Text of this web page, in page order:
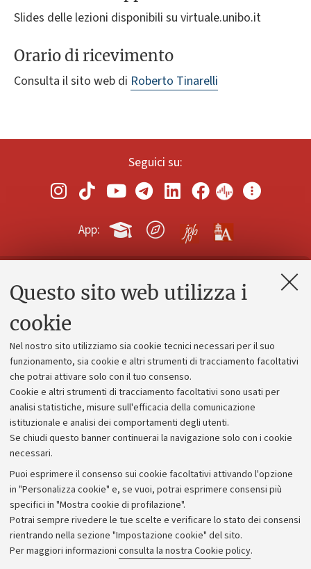
Questo sito web utilizza i
cookie
Nel nostro sito utilizziamo sia cookie tecnici necessari per il suo
funzionamento, sia cookie e altri strumenti di tracciamento facoltativi
che potrai attivare solo con il tuo consenso.
Cookie e altri strumenti di tracciamento facoltativi sono usati per
analisi statistiche, misure sull'efficacia della comunicazione
istituzionale e analisi dei comportamenti degli utenti.
Se chiudi questo banner continuerai la navigazione solo con i cookie
necessari.
Puoi esprimere il consenso sui cookie facoltativi attivando l'opzione
in "Personalizza cookie" e, se vuoi, potrai esprimere consensi più
specifici in "Mostra cookie di profilazione".
Potrai sempre rivedere le tue scelte e verificare lo stato dei consensi
rientrando nella sezione "Impostazione cookie" del sito.
Per maggiori informazioni consulta la nostra Cookie policy.
Slides delle lezioni disponibili su virtuale.unibo.it
Orario di ricevimento
Consulta il sito web di Roberto Tinarelli
Seguici su:
App:
Contatti e PEC
Alumni community
Piano strategico
Bilanci
Donazioni e 5x1000
Merchandising - UniboStore
Bandi, gare e concorsi
Albo online
Amministrazione trasparente
Atti di notifica
Informazioni sul sito e accessibilità